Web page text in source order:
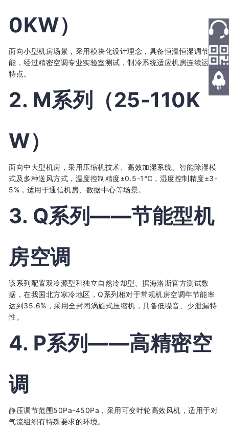
0KW）
面向小型机房场景，采用模块化设计理念，具备恒温恒湿调节功
能，经过精密空调专业实验室测试，制冷系统适应机房连续运行
特点。
2. M系列（25-110K
W）
面向中大型机房，采用压缩机技术、高效加湿系统、智能除湿模
式及多种送风方式，温度控制精度±0.5-1℃，湿度控制精度±3-
5%，适用于通信机房、数据中心等场景。
3. Q系列——节能型机
房空调
该系列配置双冷源型和独立自然冷却型。据海洛斯官方测试数
据，在我国北方寒冷地区，Q系列相对于常规机房空调年节能率
达到35.6%，采用全封闭涡旋式压缩机，具备低噪音、少泄漏特
性。
4. P系列——高精密空
调
静压调节范围50Pa-450Pa，采用可变叶轮高效风机，适用于对
气流组织有特殊要求的环境。
热线
微信